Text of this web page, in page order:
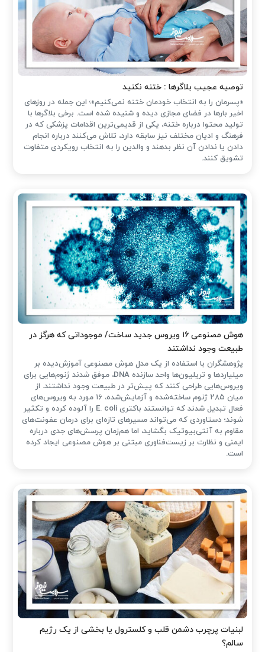
توصیه عجیب بلاگرها : ختنه نکنید
«پسرمان را به انتخاب خودمان ختنه نمی‌کنیم»؛ این جمله در روزهای
اخیر بارها در فضای مجازی دیده و شنیده شده است. برخی بلاگرها با
تولید محتوا درباره ختنه، یکی از قدیمی‌ترین اقدامات پزشکی که در
فرهنگ و ادیان مختلف نیز سابقه دارد، تلاش می‌کنند درباره انجام
دادن یا ندادن آن نظر بدهند و والدین را به انتخاب رویکردی متفاوت
تشویق کنند.
هوش مصنوعی ۱۶ ویروس جدید ساخت/ موجوداتی که هرگز در
طبیعت وجود نداشتند
پژوهشگران با استفاده از یک مدل هوش مصنوعی آموزش‌دیده بر
میلیاردها و تریلیون‌ها واحد سازنده DNA، موفق شدند ژنوم‌هایی برای
ویروس‌هایی طراحی کنند که پیش‌تر در طبیعت وجود نداشتند. از
میان ۲۸۵ ژنوم ساخته‌شده و آزمایش‌شده، ۱۶ مورد به ویروس‌های
فعال تبدیل شدند که توانستند باکتری E. coli را آلوده کرده و تکثیر
شوند؛ دستاوردی که می‌تواند مسیرهای تازه‌ای برای درمان عفونت‌های
مقاوم به آنتی‌بیوتیک بگشاید، اما هم‌زمان پرسش‌های جدی درباره
ایمنی و نظارت بر زیست‌فناوری مبتنی بر هوش مصنوعی ایجاد کرده
است.
لبنیات پرچرب دشمن قلب و کلسترول یا بخشی از یک رژیم
سالم؟